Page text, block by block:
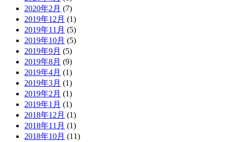
2020年2月 (7)
2019年12月 (1)
2019年11月 (5)
2019年10月 (5)
2019年9月 (5)
2019年8月 (9)
2019年4月 (1)
2019年3月 (1)
2019年2月 (1)
2019年1月 (1)
2018年12月 (1)
2018年11月 (1)
2018年10月 (11)